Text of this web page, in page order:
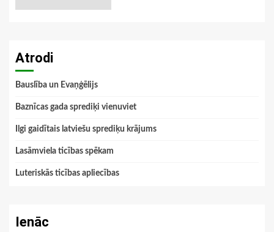
Atrodi
Bauslība un Evaņģēlijs
Baznīcas gada sprediķi vienuviet
Ilgi gaidītais latviešu sprediķu krājums
Lasāmviela ticības spēkam
Luteriskās ticības apliecības
Ienāc